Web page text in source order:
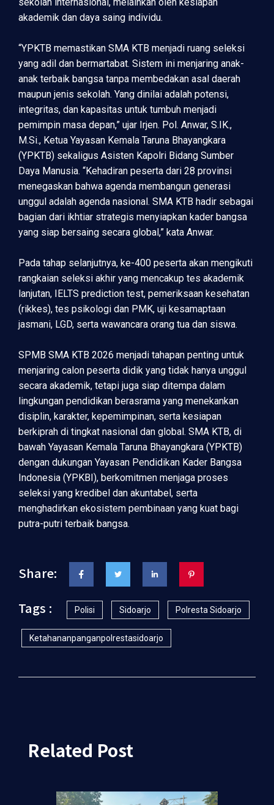
sekolah internasional, melainkan oleh kesiapan
akademik dan daya saing individu.
“YPKTB memastikan SMA KTB menjadi ruang seleksi
yang adil dan bermartabat. Sistem ini menjaring anak-
anak terbaik bangsa tanpa membedakan asal daerah
maupun jenis sekolah. Yang dinilai adalah potensi,
integritas, dan kapasitas untuk tumbuh menjadi
pemimpin masa depan,” ujar Irjen. Pol. Anwar, S.IK.,
M.Si., Ketua Yayasan Kemala Taruna Bhayangkara
(YPKTB) sekaligus Asisten Kapolri Bidang Sumber
Daya Manusia. “Kehadiran peserta dari 28 provinsi
menegaskan bahwa agenda membangun generasi
unggul adalah agenda nasional. SMA KTB hadir sebagai
bagian dari ikhtiar strategis menyiapkan kader bangsa
yang siap bersaing secara global,” kata Anwar.
Pada tahap selanjutnya, ke-400 peserta akan mengikuti
rangkaian seleksi akhir yang mencakup tes akademik
lanjutan, IELTS prediction test, pemeriksaan kesehatan
(rikkes), tes psikologi dan PMK, uji kesamaptaan
jasmani, LGD, serta wawancara orang tua dan siswa.
SPMB SMA KTB 2026 menjadi tahapan penting untuk
menjaring calon peserta didik yang tidak hanya unggul
secara akademik, tetapi juga siap ditempa dalam
lingkungan pendidikan berasrama yang menekankan
disiplin, karakter, kepemimpinan, serta kesiapan
berkiprah di tingkat nasional dan global. SMA KTB, di
bawah Yayasan Kemala Taruna Bhayangkara (YPKTB)
dengan dukungan Yayasan Pendidikan Kader Bangsa
Indonesia (YPKBI), berkomitmen menjaga proses
seleksi yang kredibel dan akuntabel, serta
menghadirkan ekosistem pembinaan yang kuat bagi
putra-putri terbaik bangsa.
Share:
Tags :
Polisi Sidoarjo Polresta Sidoarjo
Ketahananpanganpolrestasidoarjo
Related Post